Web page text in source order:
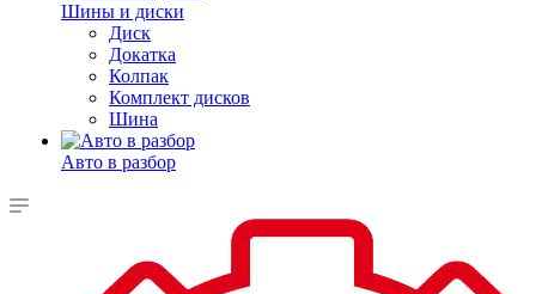
Шины и диски
Диск
Докатка
Колпак
Комплект дисков
Шина
Авто в разбор